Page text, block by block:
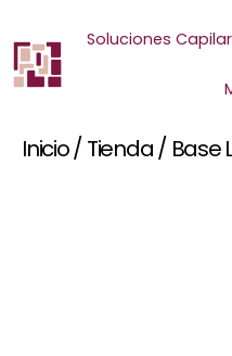
al
contenido
Soluciones
Inicio/ Tienda/ Base